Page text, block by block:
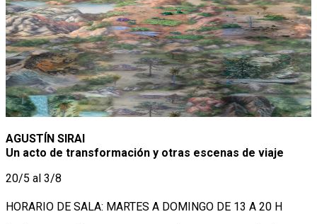
AGUSTÍN SIRAI
Un acto de transformación y otras escenas de viaje
20/5 al 3/8
HORARIO DE SALA: MARTES A DOMINGO DE 13 A 20 H